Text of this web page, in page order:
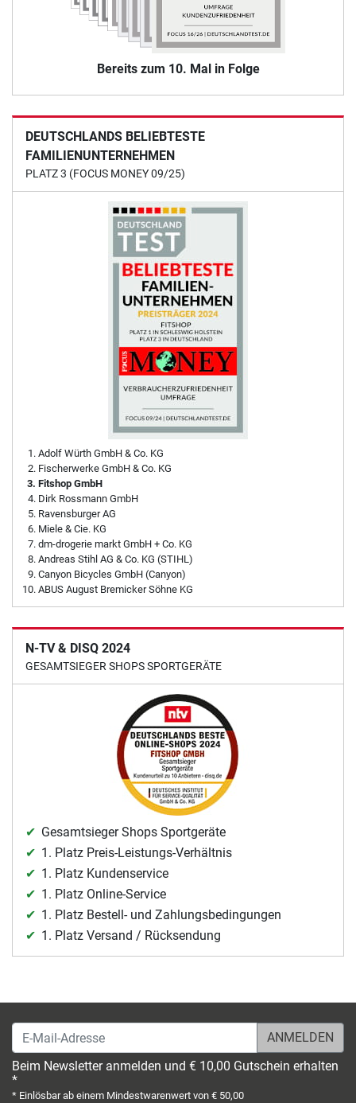
Bereits zum 10. Mal in Folge
DEUTSCHLANDS BELIEBTESTE
FAMILIENUNTERNEHMEN
PLATZ 3 (FOCUS MONEY 09/25)
Adolf Würth GmbH & Co. KG
Fischerwerke GmbH & Co. KG
Fitshop GmbH
Dirk Rossmann GmbH
Ravensburger AG
Miele & Cie. KG
dm-drogerie markt GmbH + Co. KG
Andreas Stihl AG & Co. KG (STIHL)
Canyon Bicycles GmbH (Canyon)
ABUS August Bremicker Söhne KG
N-TV & DISQ 2024
GESAMTSIEGER SHOPS SPORTGERÄTE
Gesamtsieger Shops Sportgeräte
1. Platz Preis-Leistungs-Verhältnis
1. Platz Kundenservice
1. Platz Online-Service
1. Platz Bestell- und Zahlungsbedingungen
1. Platz Versand / Rücksendung
E-Mail-Adresse
Beim Newsletter anmelden und € 10,00 Gutschein erhalten
*
* Einlösbar ab einem Mindestwarenwert von € 50,00